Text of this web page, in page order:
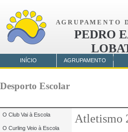
A G R U P A M E N T O
PEDRO
AMORA
Atletismo
O Club Vai à Escola
O Curling Veio à Escola
Desporto Escolar
INÍCIO AGRUPAMENTO